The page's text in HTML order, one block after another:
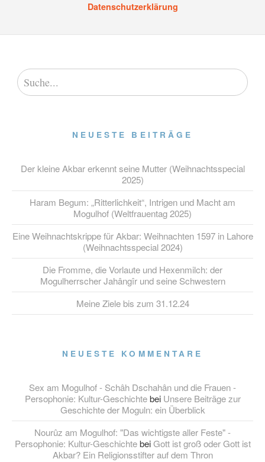
Datenschutzerklärung
NEUESTE BEITRÄGE
Der kleine Akbar erkennt seine Mutter (Weihnachtsspecial
2025)
Haram Begum: „Ritterlichkeit“, Intrigen und Macht am
Mogulhof (Weltfrauentag 2025)
Eine Weihnachtskrippe für Akbar: Weihnachten 1597 in Lahore
(Weihnachtsspecial 2024)
Die Fromme, die Vorlaute und Hexenmilch: der
Mogulherrscher Jahângîr und seine Schwestern
Meine Ziele bis zum 31.12.24
NEUESTE KOMMENTARE
Sex am Mogulhof - Schâh Dschahân und die Frauen -
Persophonie: Kultur-Geschichtebei Unsere Beiträge zur
Geschichte der Moguln: ein Überblick
Nourûz am Mogulhof: "Das wichtigste aller Feste" -
Persophonie: Kultur-GeschichtebeiGott ist groß oder Gott ist
Akbar? Ein Religionsstifter auf dem Thron